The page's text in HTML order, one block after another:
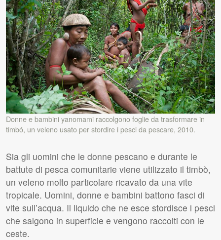
Donne e bambini yanomami raccolgono foglie da trasformare in
timbó, un veleno usato per stordire i pesci da pescare, 2010.
Sia gli uomini che le donne pescano e durante le
battute di pesca comunitarie viene utilizzato il timbò,
un veleno molto particolare ricavato da una vite
tropicale. Uomini, donne e bambini battono fasci di
vite sull’acqua. Il liquido che ne esce stordisce i pesci
che salgono in superficie e vengono raccolti con le
ceste.